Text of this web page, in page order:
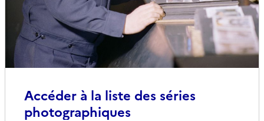
Accéder à la liste des séries
photographiques